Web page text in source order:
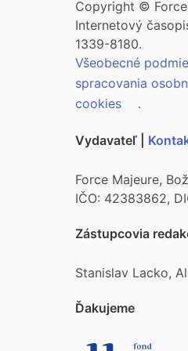
Copyright ©
Internetový
1339-8180.
Všeobecné
spracovania
cookies
.
Vydavateľ |
Force Majeure,
IČO: 42383862,
Zástupcovia
Stanislav Lacko,
Ďakujeme